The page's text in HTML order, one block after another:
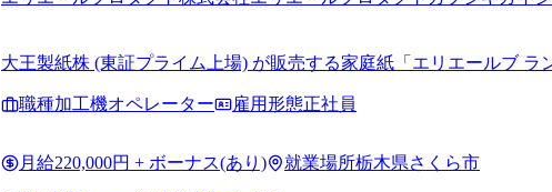
大王製紙株 (東証プライム上場) が販売する家庭紙「エリエールブ ラ
職種加工機オペレーター 雇用形態正社員
月給220,000円 + ボーナス(あり) 就業場所栃木県さくら市